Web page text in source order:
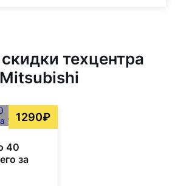
техцентра
Mitsubishi
1290₽
40
за